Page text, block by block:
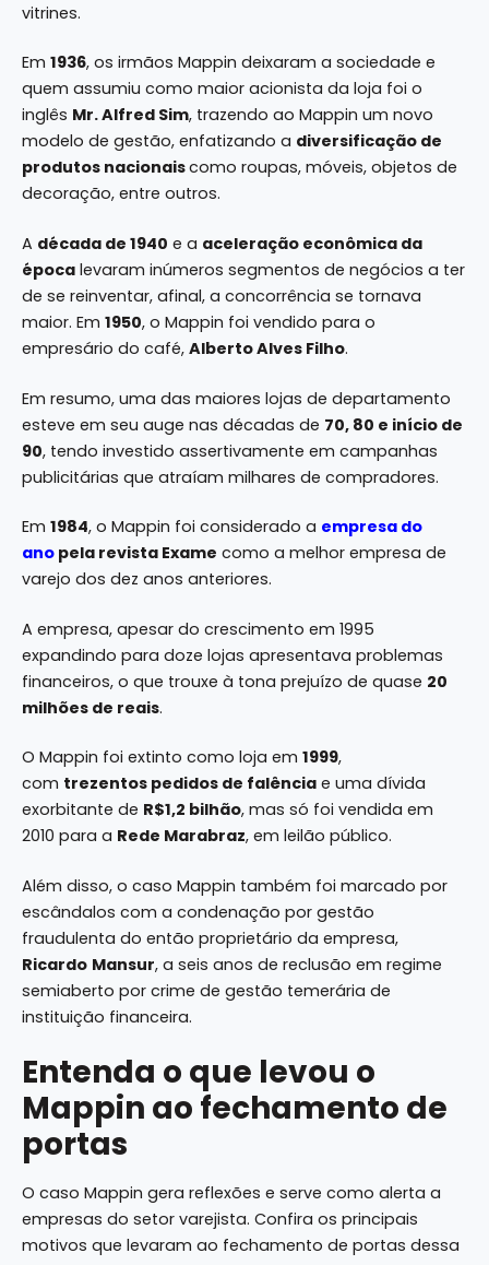
vitrines.
Em 1936, os irmãos Mappin deixaram a sociedade e
quem assumiu como maior acionista da loja foi o
inglês Mr. Alfred Sim, trazendo ao Mappin um novo
modelo de gestão, enfatizando a diversificação de
produtos nacionaiscomo roupas, móveis, objetos de
decoração, entre outros.
A década de 1940 e a aceleração econômica da
época levaram inúmeros segmentos de negócios a ter
de se reinventar, afinal, a concorrência se tornava
maior. Em 1950, o Mappin foi vendido para o
empresário do café, Alberto Alves Filho.
Em resumo, uma das maiores lojas de departamento
esteve em seu auge nas décadas de 70, 80 e início de
90, tendo investido assertivamente em campanhas
publicitárias que atraíam milhares de compradores.
Em 1984, o Mappin foi considerado a empresa do
ano pela revista Exame como a melhor empresa de
varejo dos dez anos anteriores.
A empresa, apesar do crescimento em 1995
expandindo para doze lojas apresentava problemas
financeiros, o que trouxe à tona prejuízo de quase 20
milhões de reais.
O Mappin foi extinto como loja em 1999,
com trezentos pedidos de falência e uma dívida
exorbitante de R$1,2 bilhão, mas só foi vendida em
2010 para a Rede Marabraz, em leilão público.
Além disso, o caso Mappin também foi marcado por
escândalos com a condenação por gestão
fraudulenta do então proprietário da empresa,
Ricardo Mansur, a seis anos de reclusão em regime
semiaberto por crime de gestão temerária de
instituição financeira.
Entenda o que levou o
Mappin ao fechamento de
portas
O caso Mappin gera reflexões e serve como alerta a
empresas do setor varejista. Confira os principais
motivos que levaram ao fechamento de portas dessa